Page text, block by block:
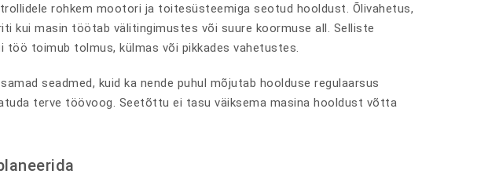
rohkem mootori ja toitesüsteemiga seotud hooldust. Õlivahetus,
kui masin töötab välitingimustes või suure koormuse all. Selliste
töö toimub tolmus, külmas või pikkades vahetustes.
seadmed, kuid ka nende puhul mõjutab hoolduse regulaarsus
terve töövoog. Seetõttu ei tasu väiksema masina hooldust võtta